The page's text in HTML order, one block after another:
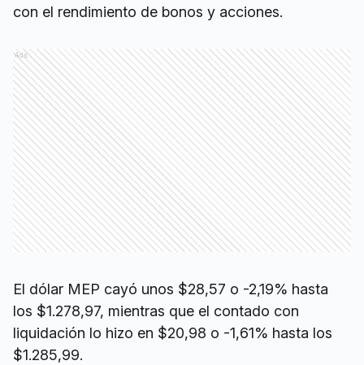
con el rendimiento de bonos y acciones.
Ads
El dólar MEP cayó unos $28,57 o -2,19% hasta
los $1.278,97, mientras que el contado con
liquidación lo hizo en $20,98 o -1,61% hasta los
$1.285,99.